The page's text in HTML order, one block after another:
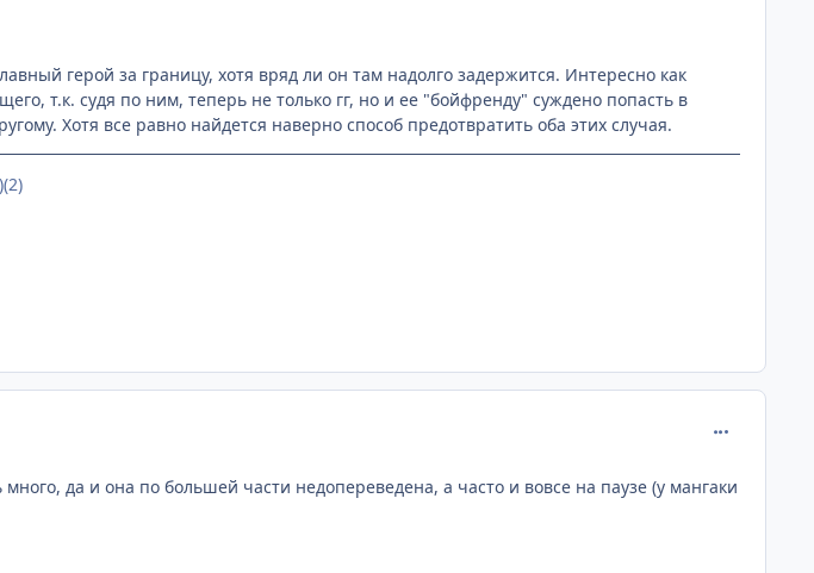
герой за границу, хотя вряд ли он там надолго задержится. Интересно как
т.к. судя по ним, теперь не только гг, но и ее "бойфренду" суждено попасть в
Хотя все равно найдется наверно способ предотвратить оба этих случая.
да и она по большей части недопереведена, а часто и вовсе на паузе (у мангаки